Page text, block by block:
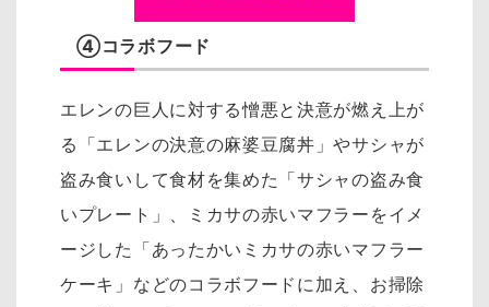
④コラボフード
エレンの巨人に対する憎悪と決意が燃え上が
る「エレンの決意の麻婆豆腐丼」やサシャが
盗み食いして食材を集めた「サシャの盗み食
いプレート」、ミカサの赤いマフラーをイメ
ージした「あったかいミカサの赤いマフラー
ケーキ」などのコラボフードに加え、お掃除